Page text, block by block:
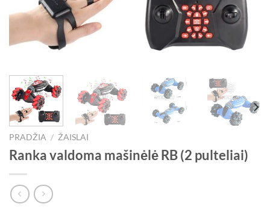
PRADŽIA / ŽAISLAI
Ranka valdoma mašinėlė RB (2 pulteliai)